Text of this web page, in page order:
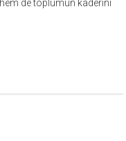
de toplumun kaderini